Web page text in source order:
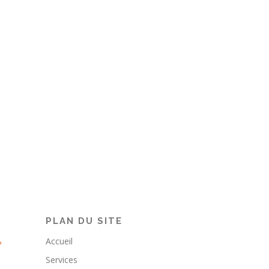
PLAN DU SITE
Accueil
Services